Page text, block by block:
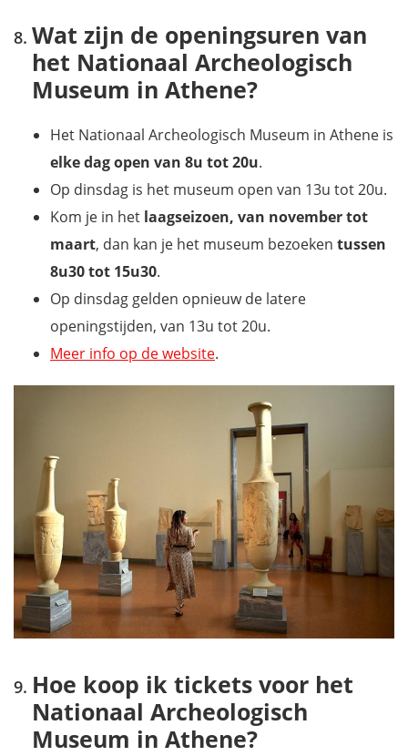
Wat zijn de openingsuren van
het Nationaal Archeologisch
Museum in Athene?
Het Nationaal Archeologisch Museum in Athene is
elke dag open van 8u tot 20u.
Op dinsdag is het museum open van 13u tot 20u.
Kom je in het laagseizoen, van november tot
maart, dan kan je het museum bezoeken tussen
8u30 tot 15u30.
Op dinsdag gelden opnieuw de latere
openingstijden, van 13u tot 20u.
Meer info op de website.
Hoe koop ik tickets voor het
Nationaal Archeologisch
Museum in Athene?